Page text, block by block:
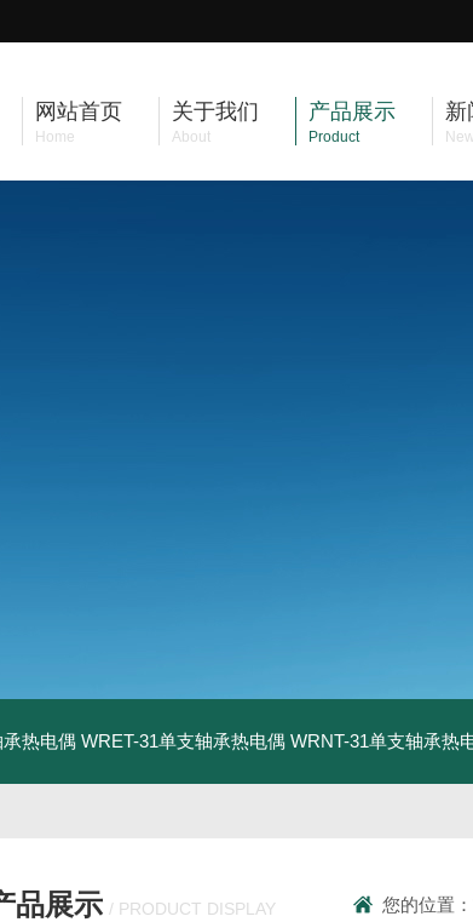
网站首页
Home
关于我们
About
产品展示
Product
新
热电偶 WRET-31单支轴承热电偶 WRNT-31单支轴承热
品展示 / PRODUCT DISPLAY 您的位置：